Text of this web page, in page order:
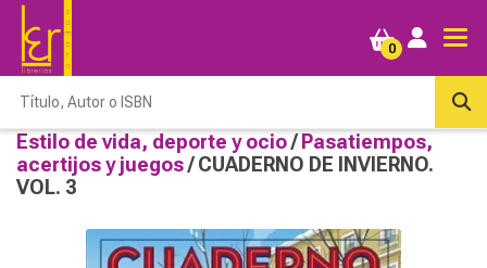
0
Estilo de vida, deporte y ocio/ Pasatiempos,
acertijos y juegos/ CUADERNO DE INVIERNO.
VOL. 3